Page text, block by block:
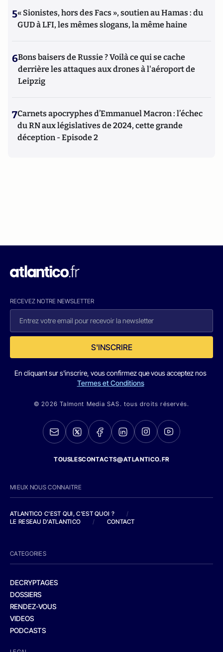
5« Sionistes, hors des Facs », soutien au Hamas : du
GUD à LFI, les mêmes slogans, la même haine
6Bons baisers de Russie ? Voilà ce qui se cache
derrière les attaques aux drones à l'aéroport de
Leipzig
7Carnets apocryphes d’Emmanuel Macron : l’échec
du RN aux législatives de 2024, cette grande
déception - Episode 2
RECEVEZ NOTRE NEWSLETTER
S'INSCRIRE
En cliquant sur s'inscrire, vous confirmez que vous acceptez nos
Termes et Conditions
© 2026 Talmont Media SAS. tous droits réservés.
TOUSLESCONTACTS@ATLANTICO.FR
MIEUX NOUS CONNAITRE
ATLANTICO C'EST QUI, C'EST QUOI ?
/
LE RESEAU D'ATLANTICO
/ CONTACT
CATEGORIES
DECRYPTAGES
DOSSIERS
RENDEZ-VOUS
VIDEOS
PODCASTS